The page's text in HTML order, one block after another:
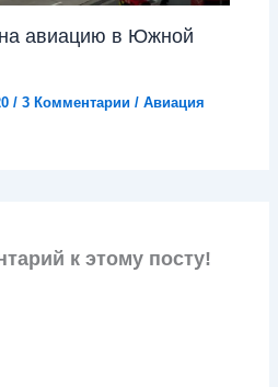
авиацию в Южной
/3 Комментарии /Авиация
к этому посту!